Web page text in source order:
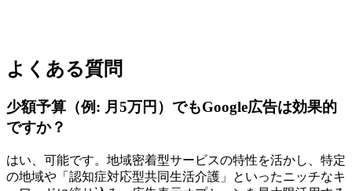
よくある質問
少額予算（例: 月5万円）でもGoogle広告は効果的
ですか？
はい、可能です。地域密着型サービスの特性を活かし、特定
の地域や「認知症対応型共同生活介護」といったニッチなキ